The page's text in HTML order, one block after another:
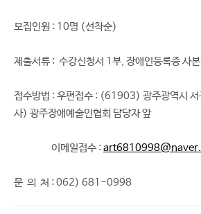
모집인원 : 10명 (선착순)
제출서류 : 수강신청서 1부, 장애인등록증 사
접수방법 : 우편접수 : (61903) 광주광역시
사) 광주장애예술인협회 담당자 앞
이메일접수 :
문 의 처 : 062) 681-0998